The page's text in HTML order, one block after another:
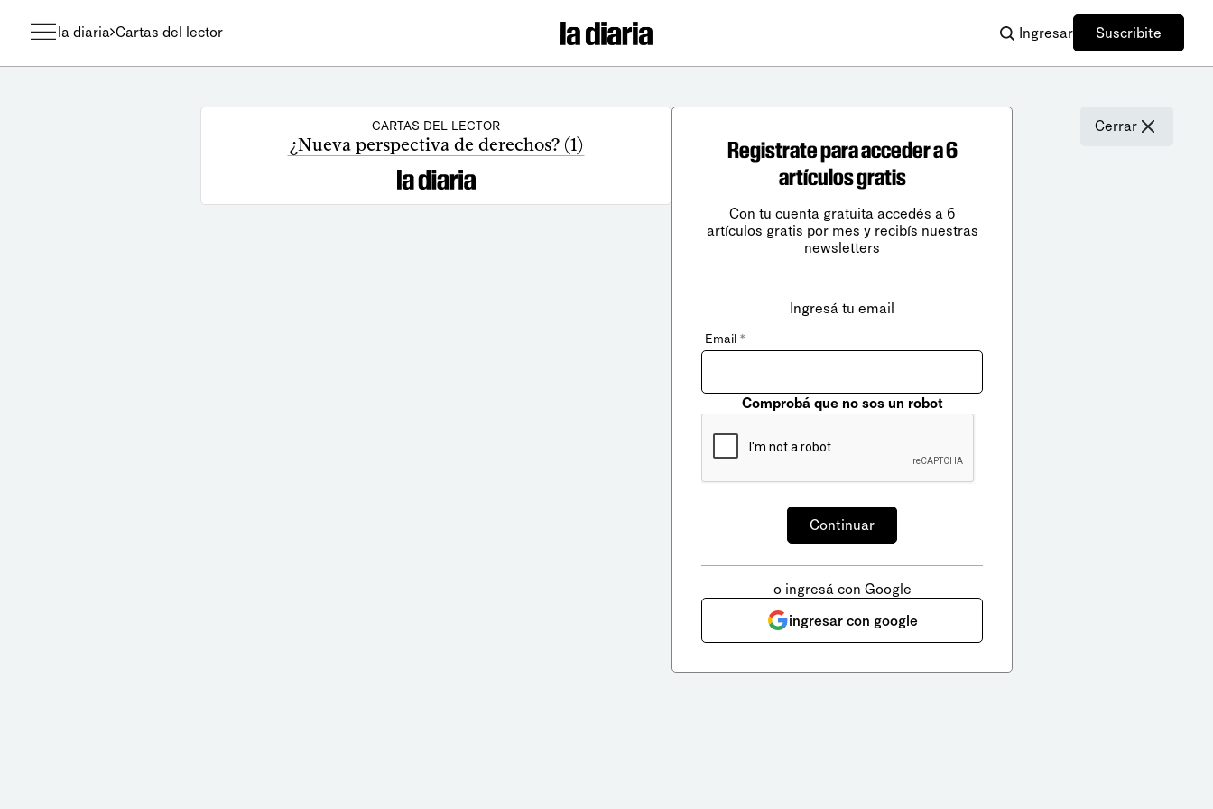
la diaria Cartas del lector Ingresar Suscribite
CARTAS DEL LECTOR
¿Nueva perspectiva de derechos? (1)
Cerrar
Registrate para acceder a 6
artículos gratis
Con tu cuenta gratuita accedés a 6
artículos gratis por mes y recibís nuestras
newsletters
Ingresá tu email
Email *
Comprobá que no sos un robot
o ingresá con Google
ingresar con google